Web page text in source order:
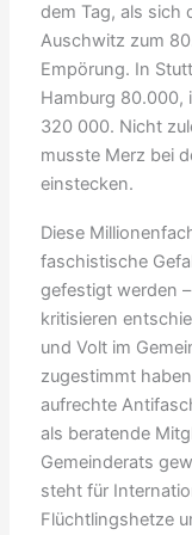
dem Tag, als sich
Auschwitz zum
Empörung. In
Hamburg 80.000,
320 000. Nicht
musste Merz bei
einstecken.
Diese
faschistische
gefestigt werden
kritisieren
und Volt im
zugestimmt
aufrechte
als beratende
Gemeinderats
steht für
Flüchtlingshetze